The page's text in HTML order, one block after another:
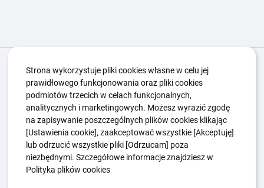
Igrzyska Paralimpijskie O nas
Kwalifikacje ZSK
Kluby Aktualności
Edukacja
Guttmanny Kontakt
Polityka Ochrony Dzieci
Sygnaliści
Polityka plików cookie
Strona wykorzystuje pliki cookies własne w celu jej
prawidłowego funkcjonowania oraz pliki cookies
podmiotów trzecich w celach funkcjonalnych,
analitycznych i marketingowych. Możesz wyrazić zgodę
na zapisywanie poszczególnych plików cookies klikając
[Ustawienia cookie], zaakceptować wszystkie [Akceptuję]
lub odrzucić wszystkie pliki [Odrzucam] poza
niezbędnymi. Szczegółowe informacje znajdziesz w
Polityka plików cookies